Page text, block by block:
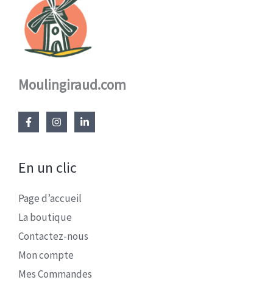
Moulingiraud.com
En un clic
Page d’accueil
La boutique
Contactez-nous
Mon compte
Mes Commandes